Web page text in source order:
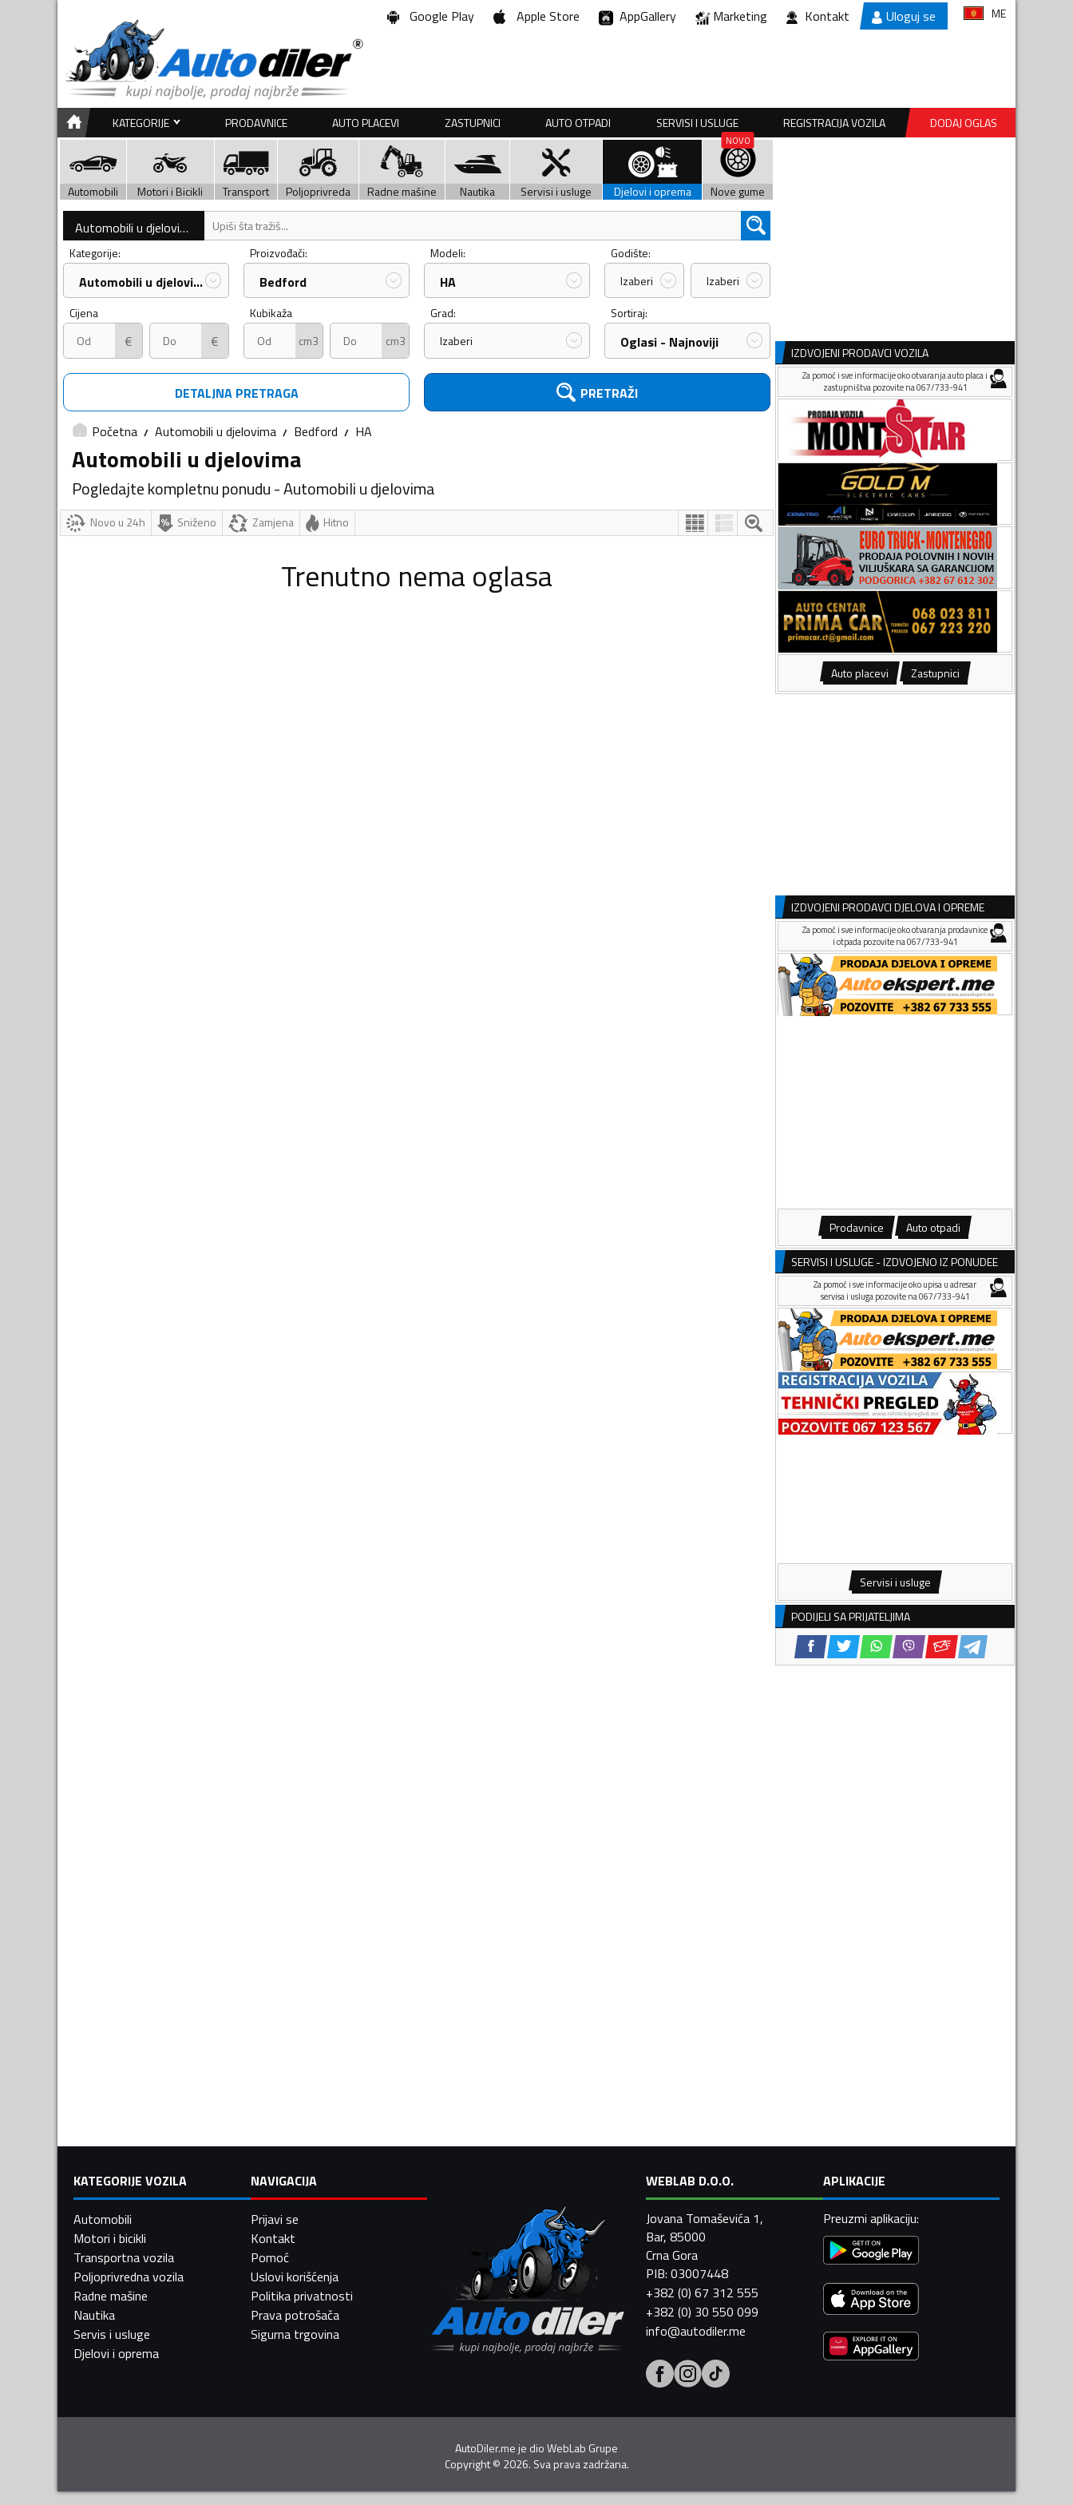
Google Play Apple Store AppGallery Marketing Kontakt Uloguj se ME
KATEGORIJE PRODAVNICE AUTO PLACEVI ZASTUPNICI AUTO OTPADI SERVISI I USLUGE REGISTRACIJA VOZILA DODAJ OGLAS
Automobili Motori i Bicikli Transport Poljoprivreda Radne mašine Nautika Servisi i usluge Djelovi i oprema Nove gume
Automobili u djelovima
Kategorije:
Automobili u djelovima
Proizvođači:
Bedford
Modeli:
HA
Godište:
Izaberi
Izaberi
Cijena
€ €
Kubikaža
cm3
cm3
Grad:
Izaberi
Sortiraj:
Oglasi - Najnoviji
DETALJNA PRETRAGA PRETRAŽI
Početna Automobili u djelovima Bedford HA
Automobili u djelovima
Pogledajte kompletnu ponudu - Automobili u djelovima
Novo u 24h Sniženo Zamjena Hitno
Trenutno nema oglasa
IZDVOJENI PRODAVCI VOZILA
Za pomoć i sve informacije oko otvaranja auto placa i
zastupništva pozovite na 067/733-941
Auto placevi Zastupnici
IZDVOJENI PRODAVCI DJELOVA I OPREME
Za pomoć i sve informacije oko otvaranja prodavnice
i otpada pozovite na 067/733-941
Prodavnice Auto otpadi
SERVISI I USLUGE - IZDVOJENO IZ PONUDEE
Za pomoć i sve informacije oko upisa u adresar
servisa i usluga pozovite na 067/733-941
Servisi i usluge
PODIJELI SA PRIJATELJIMA
KATEGORIJE VOZILA
Automobili
Motori i bicikli
Transportna vozila
Poljoprivredna vozila
Radne mašine
Nautika
Servis i usluge
Djelovi i oprema
NAVIGACIJA
Prijavi se
Kontakt
Pomoć
Uslovi korišćenja
Politika privatnosti
Prava potrošača
Sigurna trgovina
WEBLAB D.O.O.
Jovana Tomaševića 1,
Bar, 85000
Crna Gora
PIB: 03007448
+382 (0) 67 312 555
+382 (0) 30 550 099
info@autodiler.me
APLIKACIJE
Preuzmi aplikaciju:
AutoDiler.me je dioWebLab Grupe
Copyright© 2026. Sva prava zadržana.